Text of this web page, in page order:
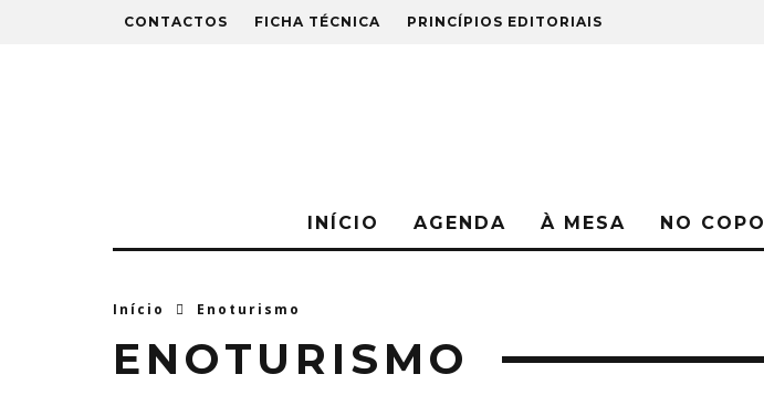
CONTACTOS FICHA TÉCNICA PRINCÍPIOS EDITORIAIS
INÍCIO AGENDA À MESA NO COPO
Início Enoturismo
ENOTURISMO